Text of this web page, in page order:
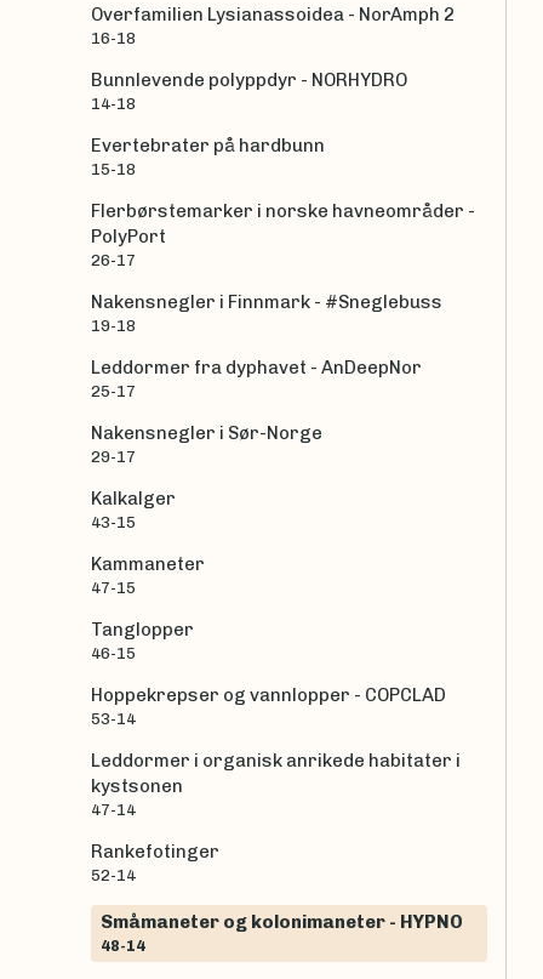
Overfamilien Lysianassoidea - NorAmph 2
16-18
Bunnlevende polyppdyr - NORHYDRO
14-18
Evertebrater på hardbunn
15-18
Flerbørstemarker i norske havneområder -
PolyPort
26-17
Nakensnegler i Finnmark - #Sneglebuss
19-18
Leddormer fra dyphavet - AnDeepNor
25-17
Nakensnegler i Sør-Norge
29-17
Kalkalger
43-15
Kammaneter
47-15
Tanglopper
46-15
Hoppekrepser og vannlopper - COPCLAD
53-14
Leddormer i organisk anrikede habitater i
kystsonen
47-14
Rankefotinger
52-14
Småmaneter og kolonimaneter - HYPNO
48-14